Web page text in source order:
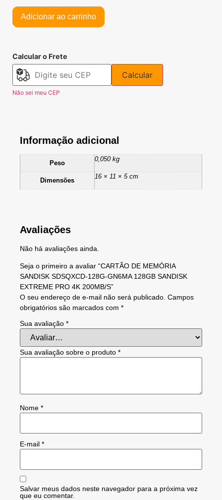
Adicionar ao carrinho
Calcular o Frete
Calcular
Não sei meu CEP
Informação adicional
Peso
0,050 kg
Dimensões
16 × 11 × 5 cm
Avaliações
Não há avaliações ainda.
Seja o primeiro a avaliar “CARTÃO DE MEMÓRIA
SANDISK SDSQXCD-128G-GN6MA 128GB SANDISK
EXTREME PRO 4K 200MB/S”
O seu endereço de e-mail não será publicado. Campos
obrigatórios são marcados com *
Sua avaliação *
Sua avaliação sobre o produto *
Nome *
E-mail *
Salvar meus dados neste navegador para a próxima vez
que eu comentar.